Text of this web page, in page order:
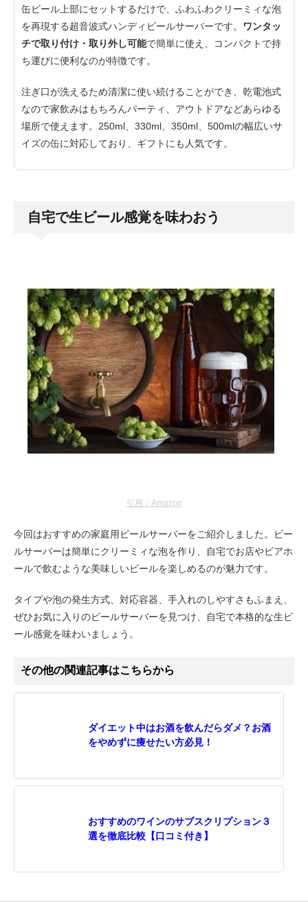
缶ビール上部にセットするだけで、ふわふわクリーミィな泡
を再現する超音波式ハンディビールサーバーです。
ワンタッ
チで取り付け・取り外し可能で簡単に使え、コンパクトで持
ち運びに便利なのが特徴です。
注ぎ口が洗えるため清潔に使い続けることができ、乾電池式
なので家飲みはもちろんパーティ、アウトドアなどあらゆる
場所で使えます。250ml、330ml、350ml、500mlの幅広いサ
イズの缶に対応しており、ギフトにも人気です。
自宅で生ビール感覚を味わおう
引用：Amazon
今回はおすすめの家庭用ビールサーバーをご紹介しました。ビー
ルサーバーは簡単にクリーミィな泡を作り、自宅でお店やビアホ
ールで飲むような美味しいビールを楽しめるのが魅力です。
タイプや泡の発生方式、対応容器、手入れのしやすさもふまえ、
ぜひお気に入りのビールサーバーを見つけ、自宅で本格的な生ビ
ール感覚を味わいましょう。
その他の関連記事はこちらから
ダイエット中はお酒を飲んだらダメ？お酒
をやめずに痩せたい方必見！
おすすめのワインのサブスクリプション３
選を徹底比較【口コミ付き】